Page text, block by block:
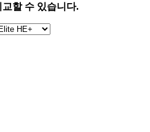
할 수 있습니다.